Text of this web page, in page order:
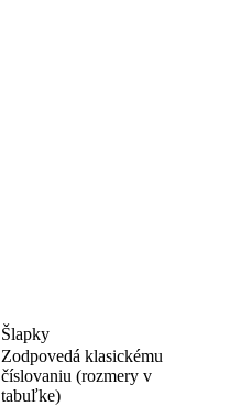
Šlapky
Zodpovedá klasickému
číslovaniu (rozmery v
tabuľke)